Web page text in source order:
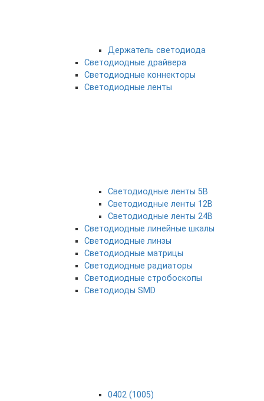
Держатель светодиода
Светодиодные драйвера
Светодиодные коннекторы
Светодиодные ленты
Светодиодные ленты 5В
Светодиодные ленты 12В
Светодиодные ленты 24В
Светодиодные линейные шкалы
Светодиодные линзы
Светодиодные матрицы
Светодиодные радиаторы
Светодиодные стробоскопы
Светодиоды SMD
0402 (1005)